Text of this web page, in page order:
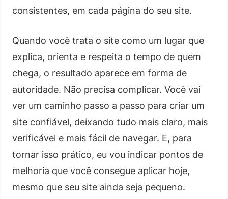
consistentes, em cada página do seu site.
Quando você trata o site como um lugar que
explica, orienta e respeita o tempo de quem
chega, o resultado aparece em forma de
autoridade. Não precisa complicar. Você vai
ver um caminho passo a passo para criar um
site confiável, deixando tudo mais claro, mais
verificável e mais fácil de navegar. E, para
tornar isso prático, eu vou indicar pontos de
melhoria que você consegue aplicar hoje,
mesmo que seu site ainda seja pequeno.